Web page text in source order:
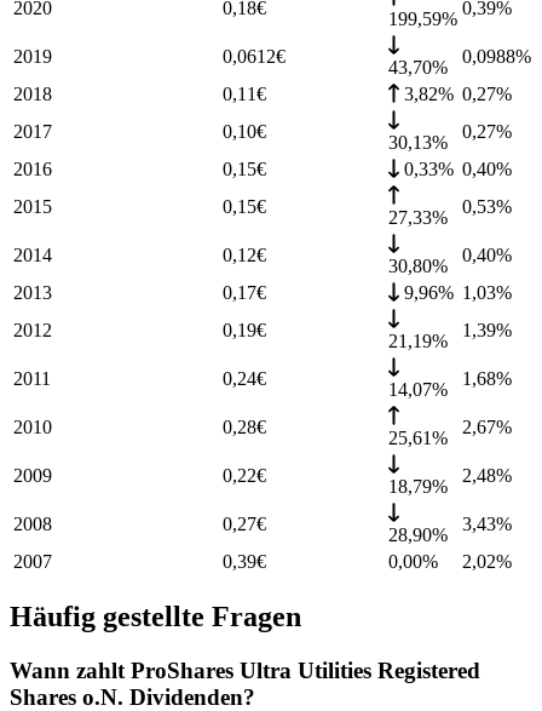
2020 0,18€
199,59%
0,39%
2019 0,0612€
43,70%
0,0988%
2018
0,11€ 3,82% 0,27%
2017
0,10€
30,13%
0,27%
2016
0,15€ 0,33% 0,40%
2015
0,15€
27,33%
0,53%
2014 0,12€
30,80%
0,40%
2013
0,17€ 9,96% 1,03%
2012
0,19€
21,19%
1,39%
2011 0,24€
14,07%
1,68%
2010 0,28€
25,61%
2,67%
2009 0,22€
18,79%
2,48%
2008 0,27€
28,90%
3,43%
2007
0,39€ 0,00% 2,02%
Häufig gestellte Fragen
Wann zahlt ProShares Ultra Utilities Registered
Shares o.N. Dividenden?